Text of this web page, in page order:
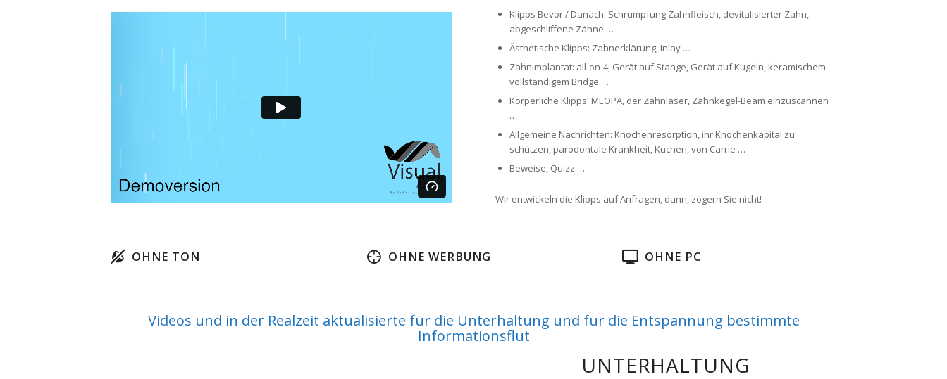
Klipps Bevor / Danach: Schrumpfung Zahnfleisch, devitalisierter Zahn,
abgeschliffene Zähne …
Ästhetische Klipps: Zahnerklärung, Inlay …
Zahnimplantat: all-on-4, Gerät auf Stange, Gerät auf Kugeln, keramischem
vollständigem Bridge …
Körperliche Klipps: MEOPA, der Zahnlaser, Zahnkegel-Beam einzuscannen
…
Allgemeine Nachrichten: Knochenresorption, ihr Knochenkapital zu
schützen, parodontale Krankheit, Kuchen, von Carrie …
Beweise, Quizz …
Wir entwickeln die Klipps auf Anfragen, dann, zögern Sie nicht!
OHNE TON OHNE WERBUNG OHNE PC
Videos und in der Realzeit aktualisierte für die Unterhaltung und für die Entspannung bestimmte
Informationsflut
UNTERHALTUNG